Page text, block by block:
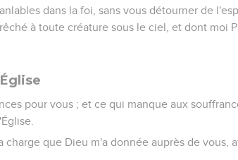
dans la foi, sans vous détourner de
à toute créature sous le ciel, et dont moi
pour vous ; et ce qui manque aux
que Dieu m'a donnée auprès de vous,